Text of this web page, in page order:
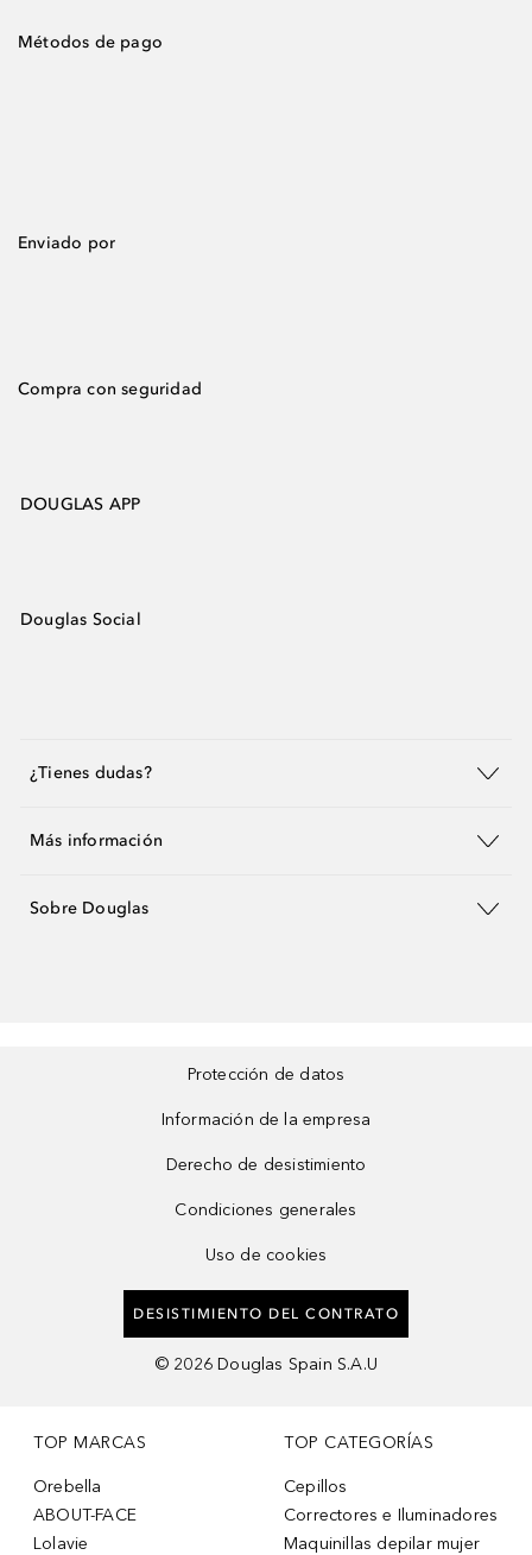
Métodos de pago
Enviado por
Compra con seguridad
DOUGLAS APP
Douglas Social
¿Tienes dudas?
Más información
Sobre Douglas
Protección de datos
Información de la empresa
Derecho de desistimiento
Condiciones generales
Uso de cookies
DESISTIMIENTO DEL CONTRATO
© 2026 Douglas Spain S.A.U
TOP MARCAS
Orebella
ABOUT-FACE
Lolavie
TOP CATEGORÍAS
Cepillos
Correctores e Iluminadores
Maquinillas depilar mujer